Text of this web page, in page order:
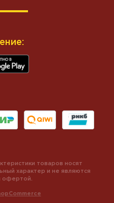
товаров носят
характер и не являются
офертой.